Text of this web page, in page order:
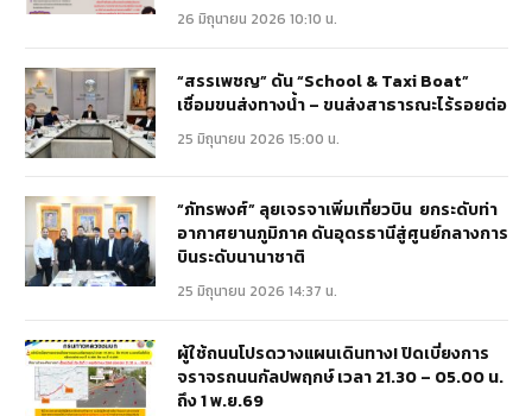
26 มิถุนายน 2026 10:10 น.
“สรรเพชญ” ดัน “School & Taxi Boat”
เชื่อมขนส่งทางน้ำ – ขนส่งสาธารณะไร้รอยต่อ
25 มิถุนายน 2026 15:00 น.
“ภัทรพงศ์” ลุยเจรจาเพิ่มเที่ยวบิน ยกระดับท่า
อากาศยานภูมิภาค ดันอุดรธานีสู่ศูนย์กลางการ
บินระดับนานาชาติ
25 มิถุนายน 2026 14:37 น.
ผู้ใช้ถนนโปรดวางแผนเดินทาง! ปิดเบี่ยงการ
จราจรถนนกัลปพฤกษ์ เวลา 21.30 – 05.00 น.
ถึง 1 พ.ย.69